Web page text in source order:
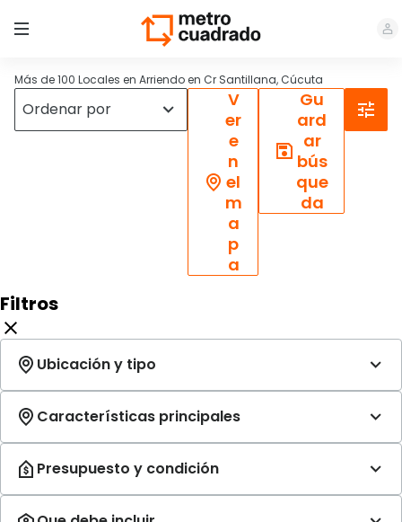
Más de 100 Locales en Arriendo en Cr Santillana, Cúcuta
V
er
e
n
el
m
a
p
a
Gu
ard
ar
bús
que
da
Filtros